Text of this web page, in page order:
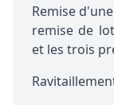
Remise
remise de
et les trois